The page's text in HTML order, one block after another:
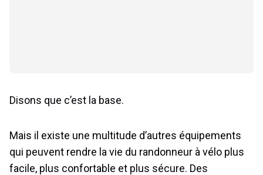
Disons que c’est la base.
Mais il existe une multitude d’autres équipements
qui peuvent rendre la vie du randonneur à vélo plus
facile, plus confortable et plus sécure. Des